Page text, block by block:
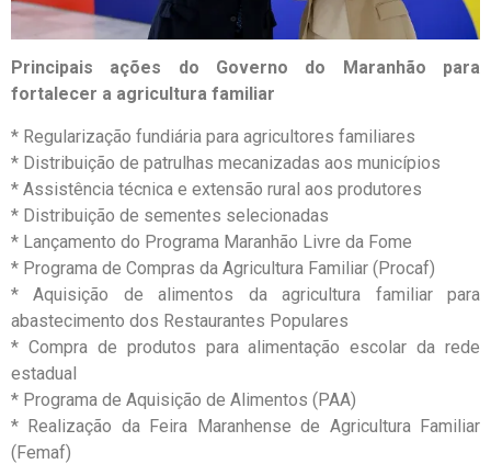
Principais ações do Governo do Maranhão para
fortalecer a agricultura familiar
* Regularização fundiária para agricultores familiares
* Distribuição de patrulhas mecanizadas aos municípios
* Assistência técnica e extensão rural aos produtores
* Distribuição de sementes selecionadas
* Lançamento do Programa Maranhão Livre da Fome
* Programa de Compras da Agricultura Familiar (Procaf)
* Aquisição de alimentos da agricultura familiar para
abastecimento dos Restaurantes Populares
* Compra de produtos para alimentação escolar da rede
estadual
* Programa de Aquisição de Alimentos (PAA)
* Realização da Feira Maranhense de Agricultura Familiar
(Femaf)